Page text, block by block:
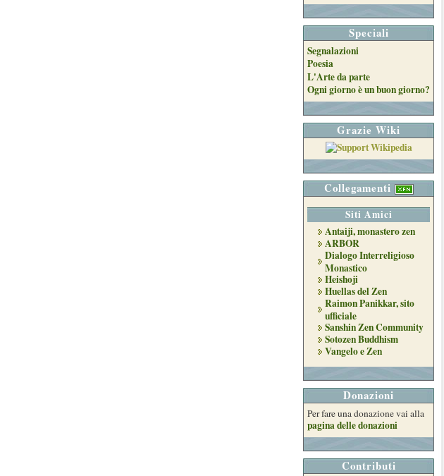
Speciali
Segnalazioni
Poesia
L'Arte da parte
Ogni giorno è un buon giorno?
Grazie Wiki
Collegamenti
Siti Amici
Antaiji, monastero zen
ARBOR
Dialogo Interreligioso
Monastico
Heishoji
Huellas del Zen
Raimon Panikkar, sito
ufficiale
Sanshin Zen Community
Sotozen Buddhism
Vangelo e Zen
Donazioni
Per fare una donazione vai alla
pagina delle donazioni
Contributi